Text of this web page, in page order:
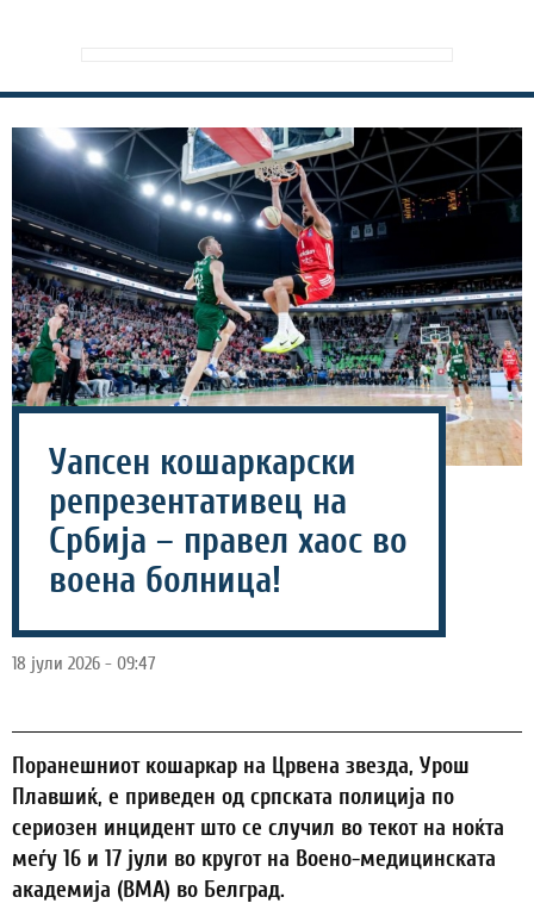
Уапсен кошаркарски
репрезентативец на
Србија – правел хаос во
воена болница!
18 јули 2026 - 09:47
Поранешниот кошаркар на Црвена звезда, Урош
Плавшиќ, е приведен од српската полиција по
сериозен инцидент што се случил во текот на ноќта
меѓу 16 и 17 јули во кругот на Воено-медицинската
академија (ВМА) во Белград.